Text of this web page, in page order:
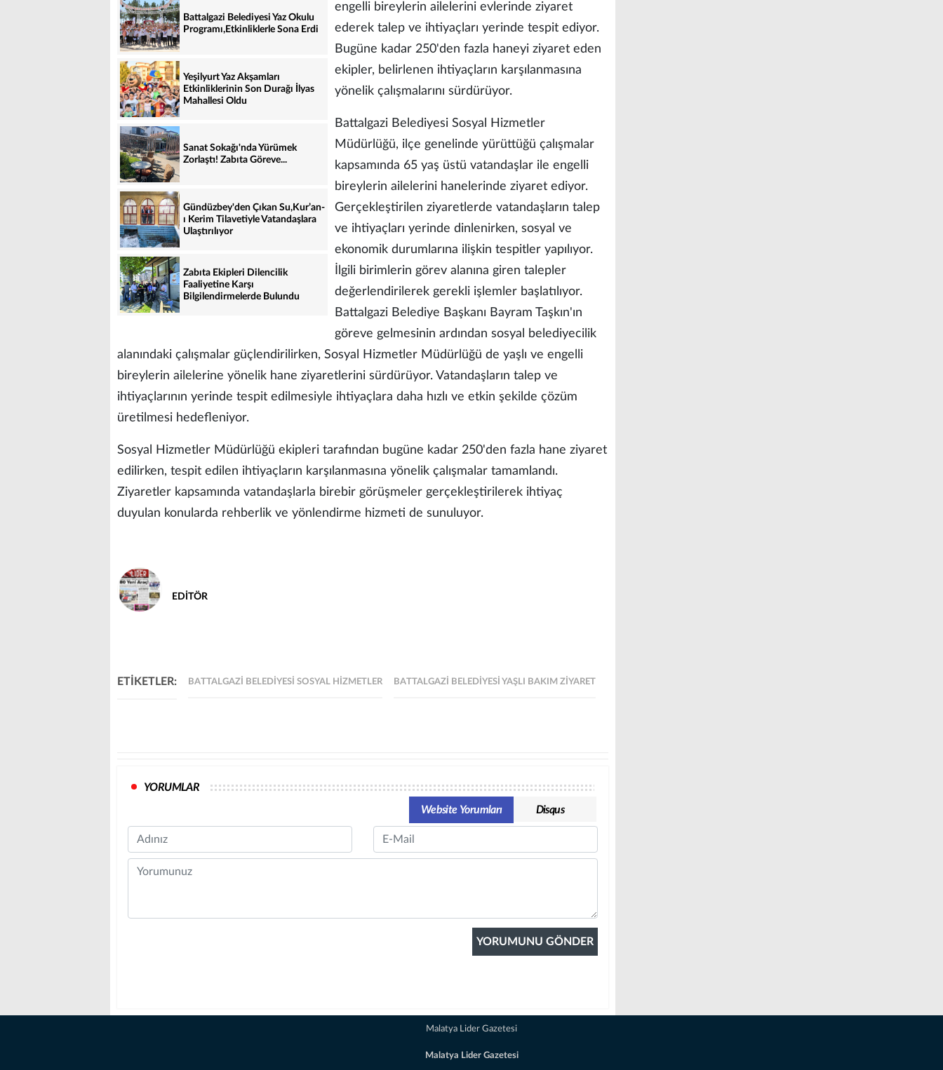
Battalgazi Belediyesi Yaz Okulu
Programı,Etkinliklerle Sona Erdi
Yeşilyurt Yaz Akşamları
Etkinliklerinin Son Durağı İlyas
Mahallesi Oldu
Sanat Sokağı'nda Yürümek
Zorlaştı! Zabıta Göreve...
Gündüzbey'den Çıkan Su,Kur’an-
ı Kerim Tilavetiyle Vatandaşlara
Ulaştırılıyor
Zabıta Ekipleri Dilencilik
Faaliyetine Karşı
Bilgilendirmelerde Bulundu
engelli bireylerin ailelerini evlerinde ziyaret
ederek talep ve ihtiyaçları yerinde tespit ediyor.
Bugüne kadar 250'den fazla haneyi ziyaret eden
ekipler, belirlenen ihtiyaçların karşılanmasına
yönelik çalışmalarını sürdürüyor.
Battalgazi Belediyesi Sosyal Hizmetler
Müdürlüğü, ilçe genelinde yürüttüğü çalışmalar
kapsamında 65 yaş üstü vatandaşlar ile engelli
bireylerin ailelerini hanelerinde ziyaret ediyor.
Gerçekleştirilen ziyaretlerde vatandaşların talep
ve ihtiyaçları yerinde dinlenirken, sosyal ve
ekonomik durumlarına ilişkin tespitler yapılıyor.
İlgili birimlerin görev alanına giren talepler
değerlendirilerek gerekli işlemler başlatılıyor.
Battalgazi Belediye Başkanı Bayram Taşkın'ın
göreve gelmesinin ardından sosyal belediyecilik
alanındaki çalışmalar güçlendirilirken, Sosyal Hizmetler Müdürlüğü de yaşlı ve engelli
bireylerin ailelerine yönelik hane ziyaretlerini sürdürüyor. Vatandaşların talep ve
ihtiyaçlarının yerinde tespit edilmesiyle ihtiyaçlara daha hızlı ve etkin şekilde çözüm
üretilmesi hedefleniyor.
Sosyal Hizmetler Müdürlüğü ekipleri tarafından bugüne kadar 250'den fazla hane ziyaret
edilirken, tespit edilen ihtiyaçların karşılanmasına yönelik çalışmalar tamamlandı.
Ziyaretler kapsamında vatandaşlarla birebir görüşmeler gerçekleştirilerek ihtiyaç
duyulan konularda rehberlik ve yönlendirme hizmeti de sunuluyor.
EDİTÖR
ETİKETLER: BATTALGAZI BELEDIYESI SOSYAL HIZMETLER BATTALGAZI BELEDIYESI YAŞLI BAKIM ZIYARET
YORUMLAR
Website Yorumları
Disqus
Name Email
Comment
Malatya Lider Gazetesi
Malatya Lider Gazetesi